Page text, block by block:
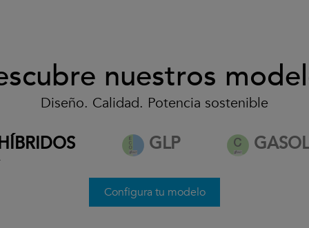
nuestros
Diseño. Calidad. Potencia sostenible
GLP
desde 32.500€*
Ver condiciones
Configura tu modelo